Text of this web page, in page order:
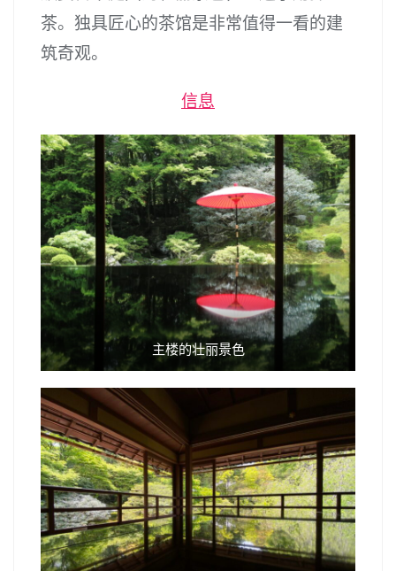
茶。独具匠心的茶馆是非常值得一看的建
筑奇观。
信息
主楼的壮丽景色